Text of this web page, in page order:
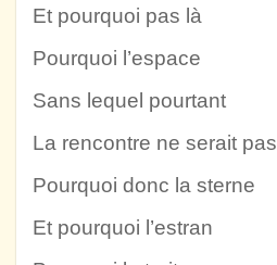
Et pourquoi pas là
Pourquoi l’espace
Sans lequel pourtant
La rencontre ne serait pas
Pourquoi donc la sterne
Et pourquoi l’estran